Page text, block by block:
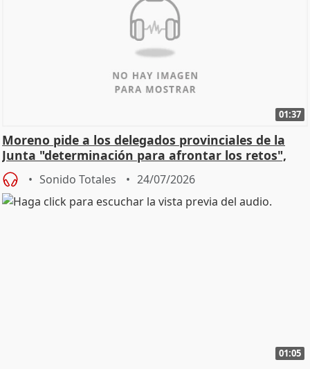
01:37
Moreno pide a los delegados provinciales de la
Junta "determinación para afrontar los retos",
diálog
Sonido Totales 24/07/2026
01:05